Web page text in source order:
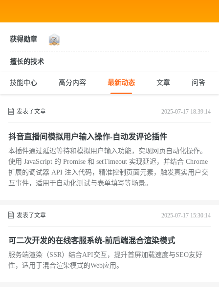
获得勋章
擅长的技术
技能中心 高分内容 最新动态 文章 问答
发表了文章 2025-07-17 18:39:14
抖音直播间模拟用户输入操作-自动发评论插件
本插件通过延迟等待和模拟用户输入功能，实现网页自动化操作。
使用 JavaScript 的 Promise 和 setTimeout 实现延迟，并结合 Chrome
扩展的调试器 API 注入代码，精准控制页面元素，触发真实用户交
互事件，适用于自动化测试与表单填写等场景。
发表了文章 2025-07-17 15:30:14
可二次开发的在线客服系统-前后端混合渲染模式
服务端渲染（SSR）结合API交互，提升首屏加载速度与SEO友好
性，适用于混合渲染模式的Web应用。